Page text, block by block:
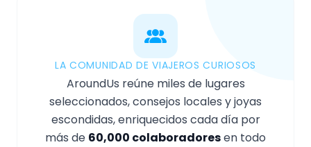
LA COMUNIDAD DE VIAJEROS CURIOSOS
AroundUs reúne miles de lugares
seleccionados, consejos locales y joyas
escondidas, enriquecidos cada día por
más de 60,000 colaboradoresen todo